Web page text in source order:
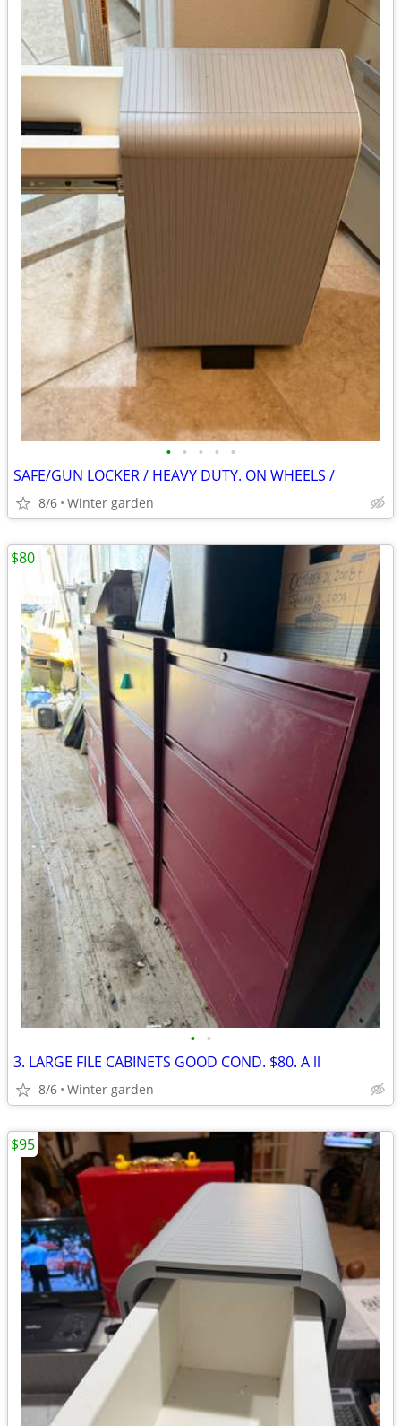
• • • • •
SAFE/GUN LOCKER / HEAVY DUTY. ON WHEELS /
8/6 Winter garden
• •
3. LARGE FILE CABINETS GOOD COND. $80. A ll
8/6 Winter garden
$80
$95